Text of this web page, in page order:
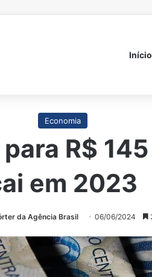
Início
Economia
R$
em 2023
da Agência Brasil 06/06/2024